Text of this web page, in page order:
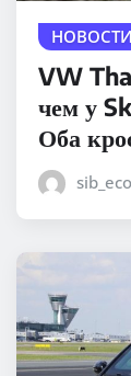
VW
чем у
Оба